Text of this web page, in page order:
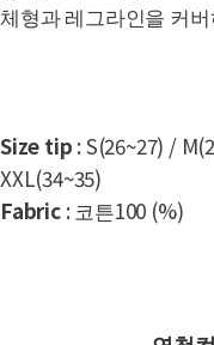
체형과 레그라인을 커
Size tip : S(26~27) /
XXL(34~35)
Fabric: 코튼100 (%)